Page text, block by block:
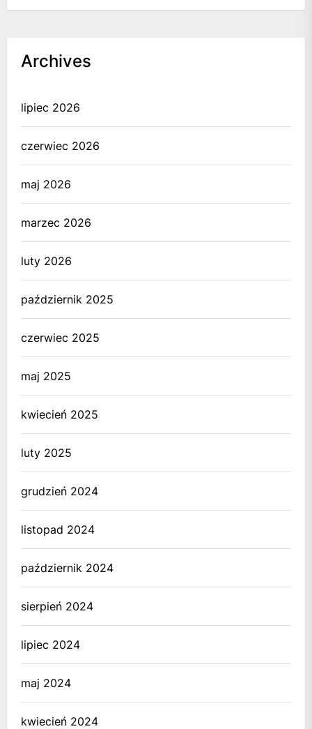
Archives
lipiec 2026
czerwiec 2026
maj 2026
marzec 2026
luty 2026
październik 2025
czerwiec 2025
maj 2025
kwiecień 2025
luty 2025
grudzień 2024
listopad 2024
październik 2024
sierpień 2024
lipiec 2024
maj 2024
kwiecień 2024